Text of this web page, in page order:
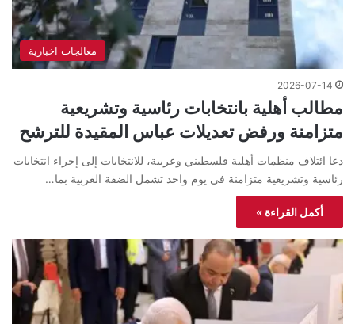
معالجات اخبارية
2026-07-14
مطالب أهلية بانتخابات رئاسية وتشريعية
متزامنة ورفض تعديلات عباس المقيدة للترشح
دعا ائتلاف منظمات أهلية فلسطيني وعربية، للانتخابات إلى إجراء انتخابات
رئاسية وتشريعية متزامنة في يوم واحد تشمل الضفة الغربية بما…
أكمل القراءة »